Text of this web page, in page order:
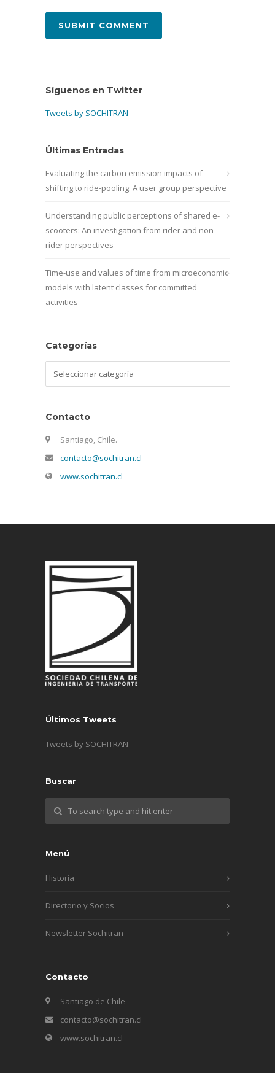
Síguenos en Twitter
Tweets by SOCHITRAN
Últimas Entradas
Evaluating the carbon emission impacts of
shifting to ride-pooling: A user group perspective
Understanding public perceptions of shared e-
scooters: An investigation from rider and non-
rider perspectives
Time-use and values of time from microeconomic
models with latent classes for committed
activities
Categorías
Contacto
Santiago, Chile.
contacto@sochitran.cl
www.sochitran.cl
Últimos Tweets
Tweets by SOCHITRAN
Buscar
Menú
Historia
Directorio y Socios
Newsletter Sochitran
Contacto
Santiago de Chile
contacto@sochitran.cl
www.sochitran.cl